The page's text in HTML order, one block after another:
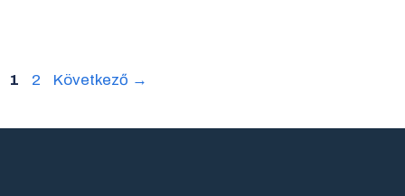
Oldal
1 Oldal
2 Következő →